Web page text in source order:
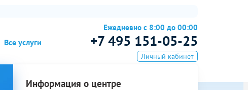
Все услуги
Ежедневно с 8:00 до 00:00
+7 495 151-05-25
Личный кабинет
Информация о центре